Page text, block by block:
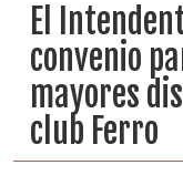
El
convenio
mayores
club Ferro